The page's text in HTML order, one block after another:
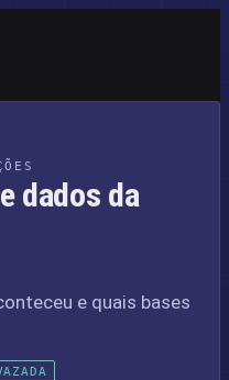
dados da
e quais bases